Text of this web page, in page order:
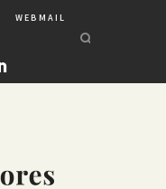
WEBMAIL